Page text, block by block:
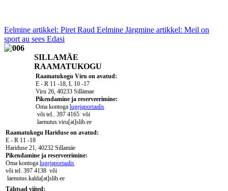
Eelmine artikkel: Piret Raud Eelmine Järgmine artikkel: Meil on
sport au sees Edasi
SILLAMÄE
RAAMATUKOGU
Raamatukogu Viru on avatud:
E - R 11 -18, L 10 -17
Viru 26, 40233 Sillämae
Pikendamine ja reserveerimine:
Oma kontoga lugejaportaalis
või tel.. 397 4165 või
laenutus.viru[at]slib.ee
Raamatukogu Hariduse on avatud:
E - R 11 -18
Hariduse 21, 40232 Sillamäe
Pikendamine ja reserveerimine:
Oma kontoga lugejaportaalis
või tel. 397 4138 või
laenutus.kalda[at]slib.ee
Tähtsad viited: